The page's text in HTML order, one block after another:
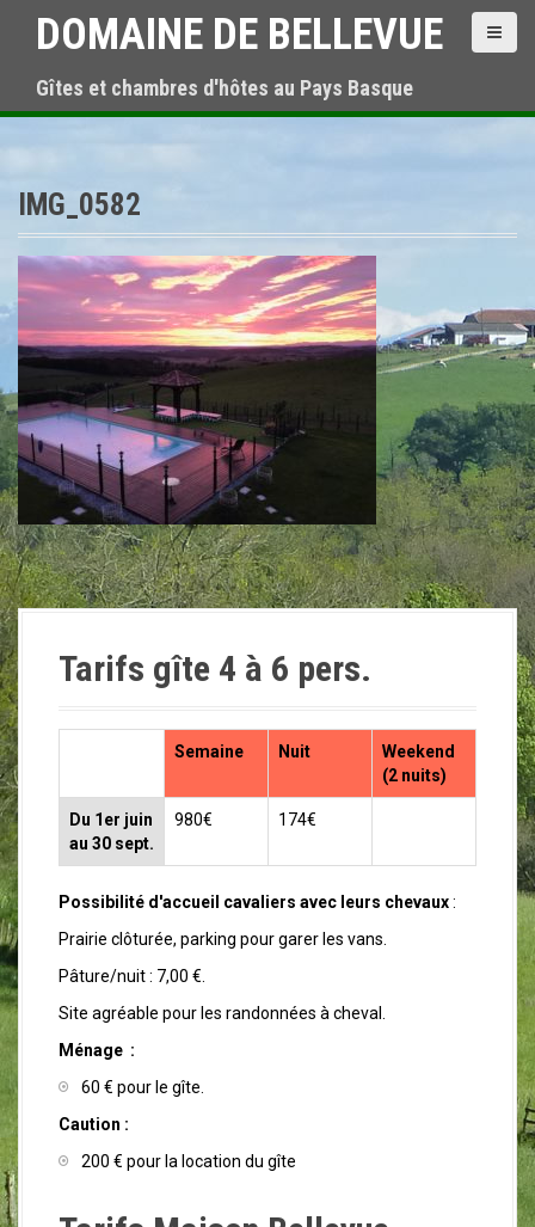
t
t
DOMAINE DE BELLEVUE
Gîtes et chambres d'hôtes au Pays Basque
IMG_0582
Tarifs gîte 4 à 6 pers.
Semaine Nuit
Weekend
(2 nuits)
Du 1er juin
au 30 sept.
980€ 174€
Possibilité d'accueil cavaliers avec leurs chevaux:
Prairie clôturée, parking pour garer les vans.
Pâture/nuit : 7,00 €.
Site agréable pour les randonnées à cheval.
Ménage :
60 € pour le gîte.
Caution :
200 € pour la location du gîte